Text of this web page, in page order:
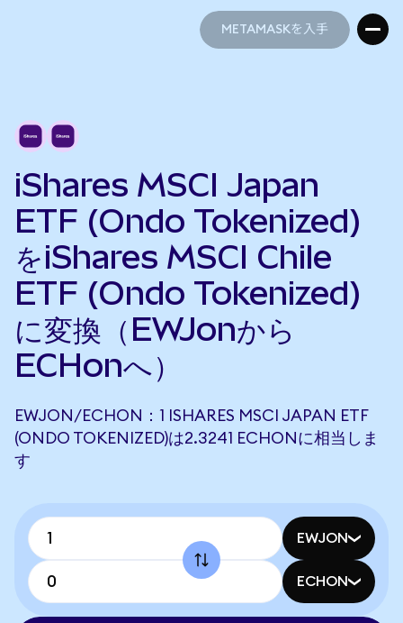
METAMASKを入手
iShares MSCI Japan
ETF (Ondo Tokenized)
をiShares MSCI Chile
ETF (Ondo Tokenized)
に変換（EWJonから
ECHonへ）
EWJON/ECHON：1 ISHARES MSCI JAPAN ETF
(ONDO TOKENIZED)は2.3241 ECHONに相当しま
す
EWJON
ECHON